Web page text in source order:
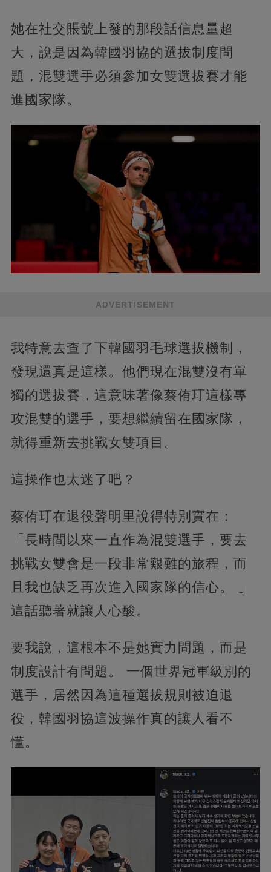
她在社交賬號上發的那段話信息量超
大，說是因為韓國羽協的選拔制度問
題，混雙選手必須參加女雙選拔賽才能
進國家隊。
ADVERTISEMENT
我特意去查了下韓國羽毛球選拔機制，
發現還真是這樣。他們現在混雙沒有單
獨的選拔賽，這意味著像蔡侑玎這樣專
攻混雙的選手，要想繼續留在國家隊，
就得重新去挑戰女雙項目。
這操作也太迷了吧？
蔡侑玎在退役聲明里說得特別實在：
「長時間以來一直作為混雙選手，要去
挑戰女雙會是一段非常艱難的旅程，而
且我也缺乏再次進入國家隊的信心。 」
這話聽著就讓人心酸。
要我說，這根本不是她實力問題，而是
制度設計有問題。 一個世界冠軍級別的
選手，居然因為這種選拔規則被迫退
役，韓國羽協這波操作真的讓人看不
懂。